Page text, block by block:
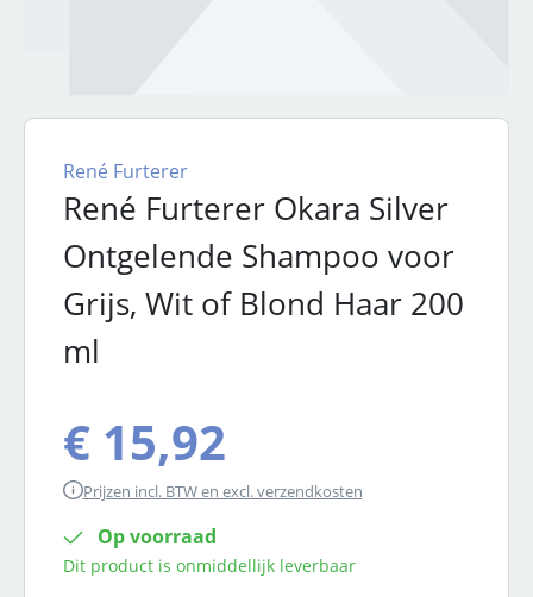
René Furterer Okara Silver
Ontgelende Shampoo voor
Grijs, Wit of Blond Haar 200
ml
René Furterer
€ 15,92
Prijzen incl. BTW en excl. verzendkosten
Op voorraad
Dit product is onmiddellijk leverbaar